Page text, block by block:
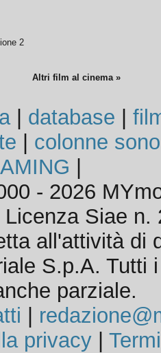
2
Altri film al cinema »
| database
colonne
- 2026
Siae n.
all'attività di
S.p.A. Tutti
parziale.
privacy|